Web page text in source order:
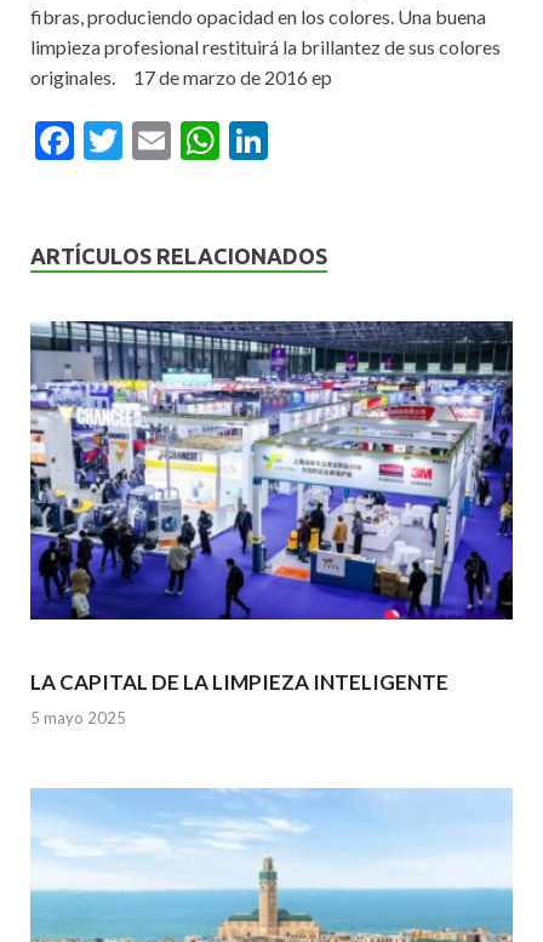
fibras, produciendo opacidad en los colores. Una buena
limpieza profesional restituirá la brillantez de sus colores
originales. 17 de marzo de 2016 ep
F
b
o
k
T
er
E
l
W
s
p
p
dI
ARTÍCULOS RELACIONADOS
LA CAPITAL DE LA LIMPIEZA INTELIGENTE
5 mayo 2025